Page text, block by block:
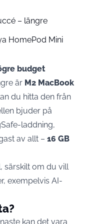
– längre
HomePod Mini
budget
är M2 MacBook
du hitta den från
bjuder på
laddning,
av allt – 16 GB
särskilt om du vill
exempelvis AI-
kan det vara